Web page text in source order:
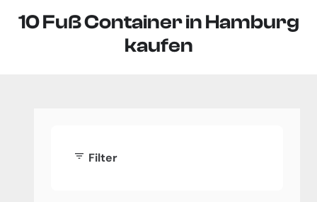
10 Fuß Container in Hamburg
kaufen
filter_list Filter